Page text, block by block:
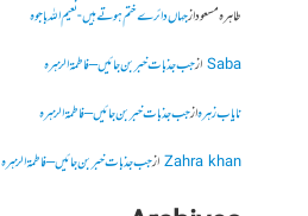
طاہرہ مسعودازجہاں دائرے ختم ہوتے ہیں- نعیم اللہ باجوہ
Sabaازجب جذبات خبر بن جائیں – فاطمۃالزہرہ
نایاب زہرہازجب جذبات خبر بن جائیں – فاطمۃالزہرہ
Zahra khanازجب جذبات خبر بن جائیں – فاطمۃالزہرہ